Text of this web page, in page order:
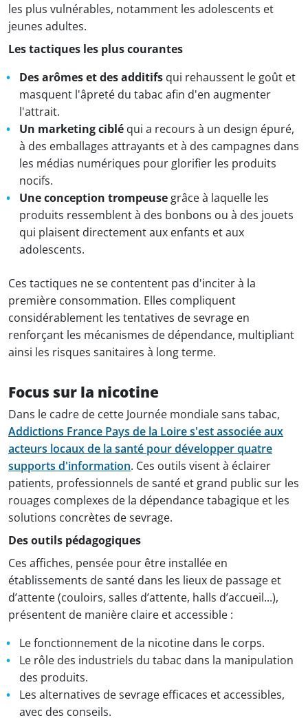
les plus vulnérables, notamment les adolescents et
jeunes adultes.
Les tactiques les plus courantes
Des arômes et des additifs qui rehaussent le goût et
masquent l'âpreté du tabac afin d'en augmenter
l'attrait.
Un marketing ciblé qui a recours à un design épuré,
à des emballages attrayants et à des campagnes dans
les médias numériques pour glorifier les produits
nocifs.
Une conception trompeuse grâce à laquelle les
produits ressemblent à des bonbons ou à des jouets
qui plaisent directement aux enfants et aux
adolescents.
Ces tactiques ne se contentent pas d'inciter à la
première consommation. Elles compliquent
considérablement les tentatives de sevrage en
renforçant les mécanismes de dépendance, multipliant
ainsi les risques sanitaires à long terme.
Focus sur la nicotine
Dans le cadre de cette Journée mondiale sans tabac,
Addictions France Pays de la Loire s'est associée aux
acteurs locaux de la santé pour développer quatre
supports d'information. Ces outils visent à éclairer
patients, professionnels de santé et grand public sur les
rouages complexes de la dépendance tabagique et les
solutions concrètes de sevrage.
Des outils pédagogiques
Ces affiches, pensée pour être installée en
établissements de santé dans les lieux de passage et
d’attente (couloirs, salles d’attente, halls d’accueil...),
présentent de manière claire et accessible :
Le fonctionnement de la nicotine dans le corps.
Le rôle des industriels du tabac dans la manipulation
des produits.
Les alternatives de sevrage efficaces et accessibles,
avec des conseils.